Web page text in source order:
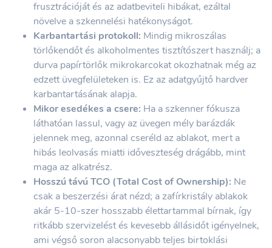
frusztrációját és az adatbeviteli hibákat, ezáltal
növelve a szkennelési hatékonyságot.
Karbantartási protokoll: Mindig mikroszálas
törlőkendőt és alkoholmentes tisztítószert használj; a
durva papírtörlők mikrokarcokat okozhatnak még az
edzett üvegfelületeken is. Ez az adatgyűjtő hardver
karbantartásának alapja.
Mikor esedékes a csere: Ha a szkenner fókusza
láthatóan lassul, vagy az üvegen mély barázdák
jelennek meg, azonnal cseréld az ablakot, mert a
hibás leolvasás miatti időveszteség drágább, mint
maga az alkatrész.
Hosszú távú TCO (Total Cost of Ownership): Ne
csak a beszerzési árat nézd; a zafírkristály ablakok
akár 5-10-szer hosszabb élettartammal bírnak, így
ritkább szervizelést és kevesebb állásidőt igényelnek,
ami végső soron alacsonyabb teljes birtoklási